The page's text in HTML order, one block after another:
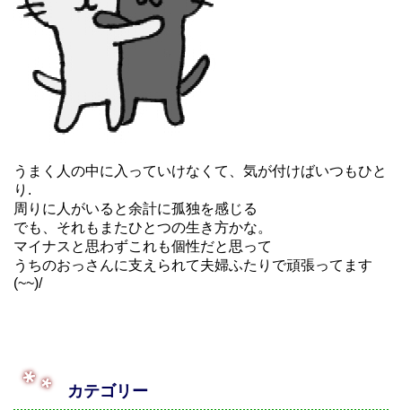
うまく人の中に入っていけなくて、気が付けばいつもひと
り.
周りに人がいると余計に孤独を感じる
でも、それもまたひとつの生き方かな。
マイナスと思わずこれも個性だと思って
うちのおっさんに支えられて夫婦ふたりで頑張ってます
(~~)/
カテゴリー